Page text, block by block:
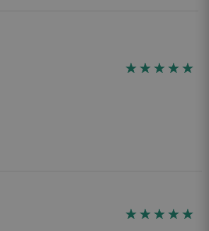
☆☆☆☆☆
★★★★★
☆☆☆☆☆
★★★★★